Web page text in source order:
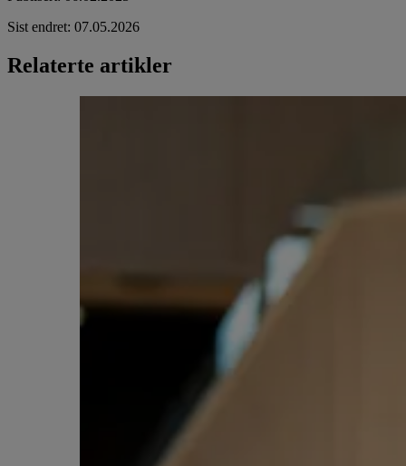
Sist endret: 07.05.2026
Relaterte artikler